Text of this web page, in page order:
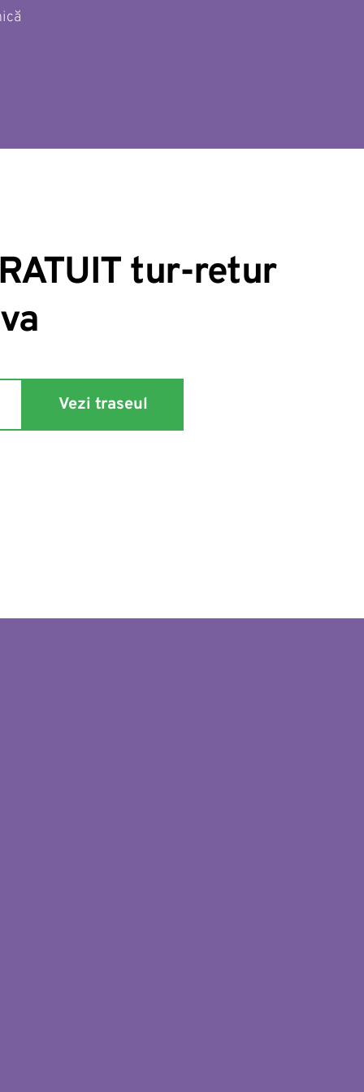
tur-retur
Vezi traseul